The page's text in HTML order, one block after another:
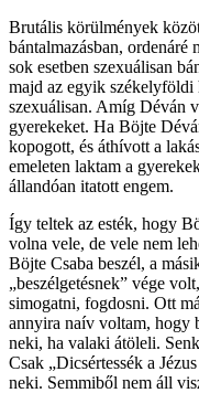
Brutális körülmények
bántalmazásban,
sok esetben szexuálisan
majd az egyik székelyföldi
szexuálisan. Amíg Déván
gyerekeket. Ha Böjte
kopogott, és áthívott a
emeleten laktam a
állandóan itatott engem.
Így teltek az esték, hogy
volna vele, de vele nem
Böjte Csaba beszél, a
„beszélgetésnek” vége
simogatni, fogdosni. Ott
annyira naív voltam, hogy
neki, ha valaki átöleli.
Csak „Dicsértessék a
neki. Semmiből nem áll